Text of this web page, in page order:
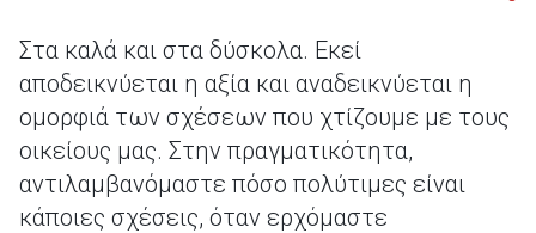
Στα καλά και στα δύσκολα. Εκεί
αποδεικνύεται η αξία και αναδεικνύεται η
ομορφιά των σχέσεων που χτίζουμε με τους
οικείους μας. Στην πραγματικότητα,
αντιλαμβανόμαστε πόσο πολύτιμες είναι
κάποιες σχέσεις, όταν ερχόμαστε